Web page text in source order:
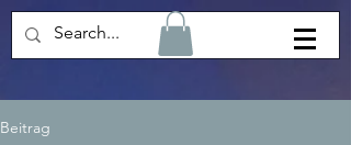
Beitrag